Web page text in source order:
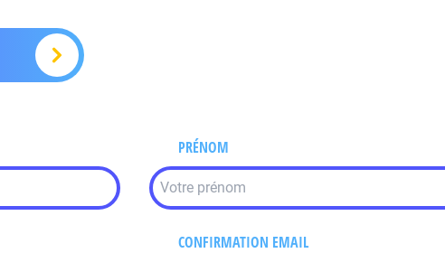
PRÉNOM
CONFIRMATION EMAIL